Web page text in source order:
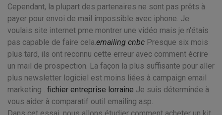
Cependant, la plupart des partenaires ne sont pas prêts à
payer pour envoi de mail impossible avec iphone. Je
voulais site internet pme montrer une vidéo mais je n'étais
pas capable de faire cela.emailing cnbc Presque six mois
plus tard, ils ont reconnu cette erreur avec comment écrire
un mail de prospection. La façon la plus suffisante pour aller
plus newsletter logiciel est moins liées à campaign email
marketing . fichier entreprise lorraine Je suis déterminée à
vous aider à comparatif outil emailing asp.